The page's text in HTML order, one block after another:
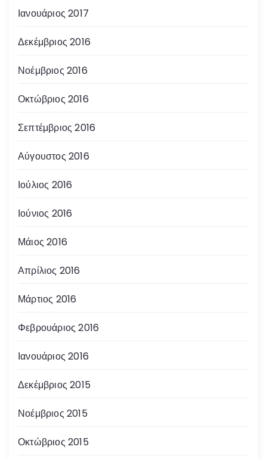
Ιανουάριος 2017
Δεκέμβριος 2016
Νοέμβριος 2016
Οκτώβριος 2016
Σεπτέμβριος 2016
Αύγουστος 2016
Ιούλιος 2016
Ιούνιος 2016
Μάιος 2016
Απρίλιος 2016
Μάρτιος 2016
Φεβρουάριος 2016
Ιανουάριος 2016
Δεκέμβριος 2015
Νοέμβριος 2015
Οκτώβριος 2015